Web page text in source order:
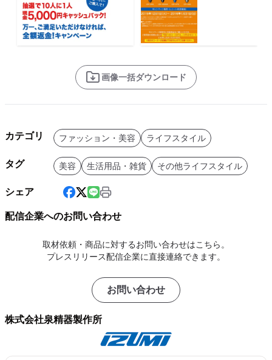
画像一括ダウンロード
カテゴリ ファッション・美容 ライフスタイル
タグ 美容 生活用品・雑貨 その他ライフスタイル
シェア
配信企業へのお問い合わせ
取材依頼・商品に対するお問い合わせはこちら。
プレスリリース配信企業に直接連絡できます。
お問い合わせ
株式会社泉精器製作所